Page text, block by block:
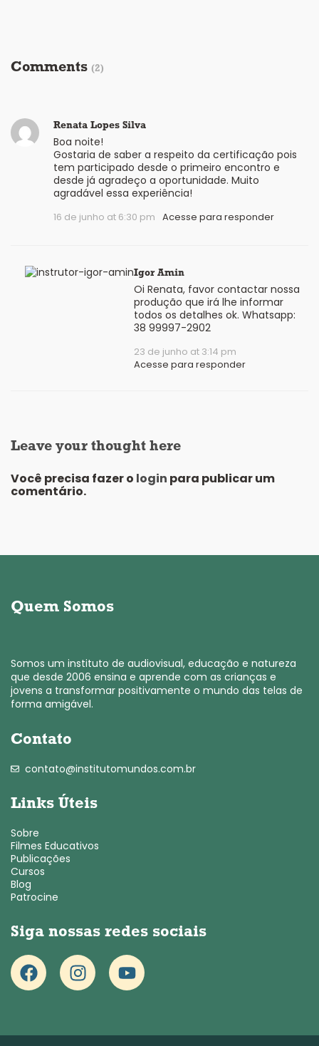
Comments (2)
Renata Lopes Silva
Boa noite!
Gostaria de saber a respeito da certificação pois
tem participado desde o primeiro encontro e
desde já agradeço a oportunidade. Muito
agradável essa experiência!
16 de junho at 6:30 pm Acesse para responder
Igor Amin
Oi Renata, favor contactar nossa
produção que irá lhe informar
todos os detalhes ok. Whatsapp:
38 99997-2902
23 de junho at 3:14 pm
Acesse para responder
Leave your thought here
Você precisa fazer o login para publicar um
comentário.
Quem Somos
Somos um instituto de audiovisual, educação e natureza
que desde 2006 ensina e aprende com as crianças e
jovens a transformar positivamente o mundo das telas de
forma amigável.
Contato
contato@institutomundos.com.br
Links Úteis
Sobre
Filmes Educativos
Publicações
Cursos
Blog
Patrocine
Siga nossas redes sociais